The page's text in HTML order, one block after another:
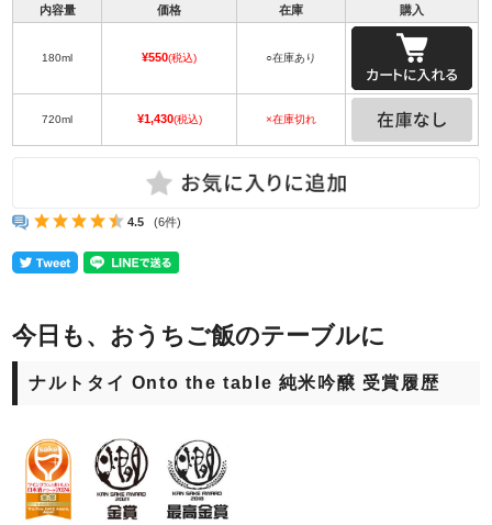
内容量 価格 在庫 購入
180ml ¥550(税込) ○在庫あり
720ml ¥1,430(税込) ×在庫切れ
4.5 (6件)
今日も、おうちご飯のテーブルに
ナルトタイ Onto the table 純米吟醸 受賞履歴